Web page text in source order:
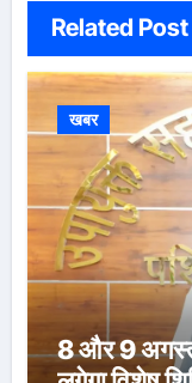
Related Post
खबर
8 और 9 अगस्त